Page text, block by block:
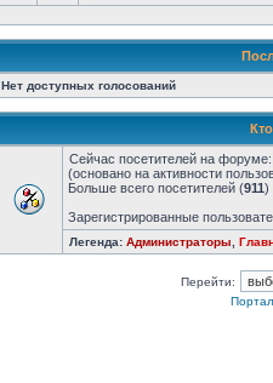
Нет доступных голосований
Сейчас посетителей на
(основано на активности
Больше всего посетителей (911)
Зарегистрированные
Легенда: Администраторы
Перейти: